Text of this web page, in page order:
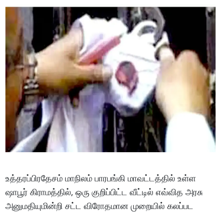
உத்தரப்பிரதேசம் மாநிலம் பாரபங்கி மாவட்டத்தில் உள்ள
ஷாபூர் கிராமத்தில், ஒரு குறிப்பிட்ட வீட்டில் எவ்வித அரசு
அனுமதியுமின்றி சட்ட விரோதமான முறையில் கலப்பட